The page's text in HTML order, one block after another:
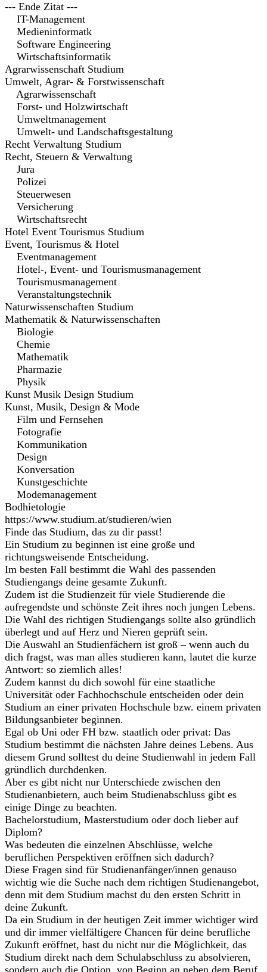
--- Ende Zitat ---
IT-Management
Medieninformatk
Software Engineering
Wirtschaftsinformatik
Agrarwissenschaft Studium
Umwelt, Agrar- & Forstwissenschaft
Agrarwissenschaft
Forst- und Holzwirtschaft
Umweltmanagement
Umwelt- und Landschaftsgestaltung
Recht Verwaltung Studium
Recht, Steuern & Verwaltung
Jura
Polizei
Steuerwesen
Versicherung
Wirtschaftsrecht
Hotel Event Tourismus Studium
Event, Tourismus & Hotel
Eventmanagement
Hotel-, Event- und Tourismusmanagement
Tourismusmanagement
Veranstaltungstechnik
Naturwissenschaften Studium
Mathematik & Naturwissenschaften
Biologie
Chemie
Mathematik
Pharmazie
Physik
Kunst Musik Design Studium
Kunst, Musik, Design & Mode
Film und Fernsehen
Fotografie
Kommunikation
Design
Konversation
Kunstgeschichte
Modemanagement
Bodhietologie
https://www.studium.at/studieren/wien
Finde das Studium, das zu dir passt!
Ein Studium zu beginnen ist eine große und
richtungsweisende Entscheidung.
Im besten Fall bestimmt die Wahl des passenden
Studiengangs deine gesamte Zukunft.
Zudem ist die Studienzeit für viele Studierende die
aufregendste und schönste Zeit ihres noch jungen Lebens.
Die Wahl des richtigen Studiengangs sollte also gründlich
überlegt und auf Herz und Nieren geprüft sein.
Die Auswahl an Studienfächern ist groß – wenn auch du
dich fragst, was man alles studieren kann, lautet die kurze
Antwort: so ziemlich alles!
Zudem kannst du dich sowohl für eine staatliche
Universität oder Fachhochschule entscheiden oder dein
Studium an einer privaten Hochschule bzw. einem privaten
Bildungsanbieter beginnen.
Egal ob Uni oder FH bzw. staatlich oder privat: Das
Studium bestimmt die nächsten Jahre deines Lebens. Aus
diesem Grund solltest du deine Studienwahl in jedem Fall
gründlich durchdenken.
Aber es gibt nicht nur Unterschiede zwischen den
Studienanbietern, auch beim Studienabschluss gibt es
einige Dinge zu beachten.
Bachelorstudium, Masterstudium oder doch lieber auf
Diplom?
Was bedeuten die einzelnen Abschlüsse, welche
beruflichen Perspektiven eröffnen sich dadurch?
Diese Fragen sind für Studienanfänger/innen genauso
wichtig wie die Suche nach dem richtigen Studienangebot,
denn mit dem Studium machst du den ersten Schritt in
deine Zukunft.
Da ein Studium in der heutigen Zeit immer wichtiger wird
und dir immer vielfältigere Chancen für deine berufliche
Zukunft eröffnet, hast du nicht nur die Möglichkeit, das
Studium direkt nach dem Schulabschluss zu absolvieren,
sondern auch die Option, von Beginn an neben dem Beruf